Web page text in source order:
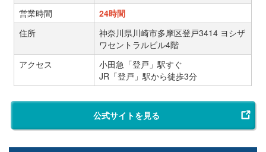
営業時間
24時間
住所
神奈川県川崎市多摩区登戸3414 ヨシザ
ワセントラルビル4階
アクセス
小田急「登戸」駅すぐ
JR「登戸」駅から徒歩3分
公式サイトを見る